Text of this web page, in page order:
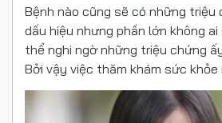
Bệnh nào cũng sẽ có những triệu
dấu hiệu nhưng phần lớn không
thể nghi ngờ những triệu chứng
Bởi vậy việc thăm khám sức